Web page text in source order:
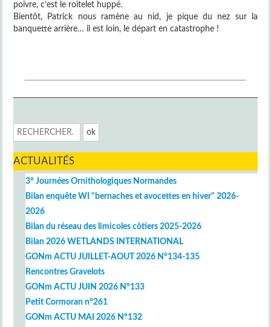
poivre, c’est le roitelet huppé.
Bientôt, Patrick nous ramène au nid, je pique du nez sur la
banquette arrière… il est loin, le départ en catastrophe !
ACTUALITÉS
3° Journées Ornithologiques Normandes
Bilan enquête WI "bernaches et avocettes en hiver" 2026-
2026
Bilan du réseau des limicoles côtiers 2025-2026
Bilan 2026 WETLANDS INTERNATIONAL
GONm ACTU JUILLET-AOUT 2026 N°134-135
Rencontres Gravelots
GONm ACTU JUIN 2026 N°133
Petit Cormoran n°261
GONm ACTU MAI 2026 N°132